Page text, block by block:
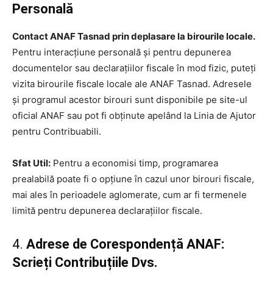
Personală
Contact ANAF Tasnad prin deplasare la birourile locale.
Pentru interacțiune personală și pentru depunerea
documentelor sau declarațiilor fiscale în mod fizic, puteți
vizita birourile fiscale locale ale ANAF Tasnad. Adresele
și programul acestor birouri sunt disponibile pe site-ul
oficial ANAF sau pot fi obținute apelând la Linia de Ajutor
pentru Contribuabili.
Sfat Util: Pentru a economisi timp, programarea
prealabilă poate fi o opțiune în cazul unor birouri fiscale,
mai ales în perioadele aglomerate, cum ar fi termenele
limită pentru depunerea declarațiilor fiscale.
4. Adrese de Corespondență ANAF:
Scrieți Contribuțiile Dvs.